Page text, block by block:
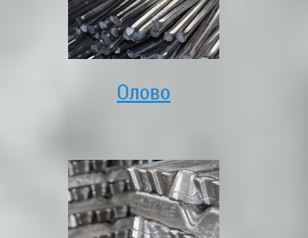
Олово